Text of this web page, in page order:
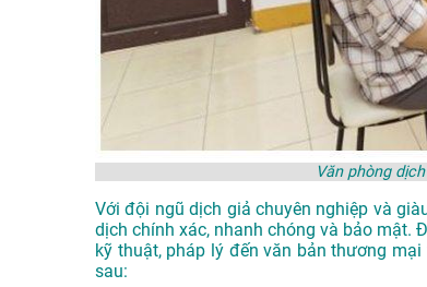
Văn phòng
Với đội ngũ dịch giả chuyên nghiệp và
dịch chính xác, nhanh chóng và bảo mật.
kỹ thuật, pháp lý đến văn bản thương
sau: